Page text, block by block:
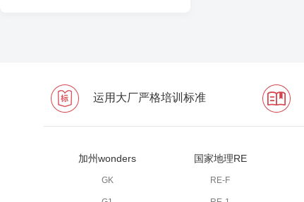
运用大厂严格培训标准
加州wonders
GK
国家地理RE
RE-F